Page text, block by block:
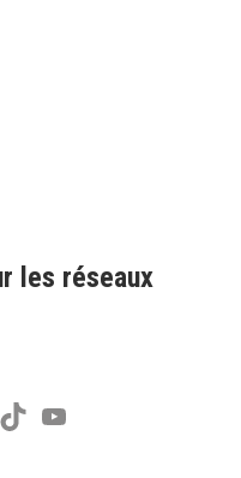
les réseaux
TikTokYouTube